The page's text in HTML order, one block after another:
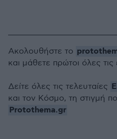
Ακολουθήστε το
και μάθετε πρώτοι όλες τις
Δείτε όλες τις τελευταίες
και τον Κόσμο, τη στιγμή
Protothema.gr